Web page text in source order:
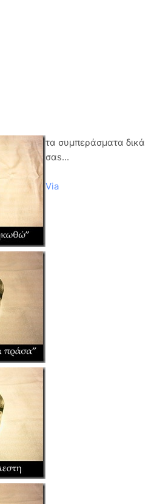
τα συμπεράσματα δικά
σαs...
Via